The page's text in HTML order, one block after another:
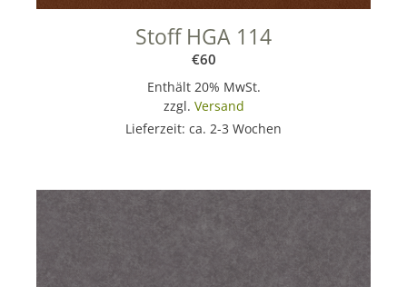
Stoff HGA 114
€60
Enthält 20% MwSt.
zzgl. Versand
Lieferzeit: ca. 2-3 Wochen